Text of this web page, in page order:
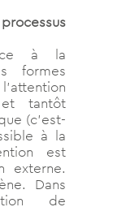
à la
formes
tantôt
(c’est-
à la
est
externe.
Dans
de